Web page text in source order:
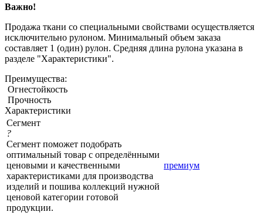
Важно!
Продажа ткани со специальными свойствами осуществляется
исключительно рулоном. Минимальный объем заказа
составляет 1 (один) рулон. Средняя длина рулона указана в
разделе "Характеристики".
Преимущества:
Огнестойкость
Прочность
Характеристики
Сегмент
?
Сегмент поможет подобрать
оптимальный товар с определёнными
ценовыми и качественными
характеристиками для производства
изделий и пошива коллекций нужной
ценовой категории готовой
продукции.
премиум